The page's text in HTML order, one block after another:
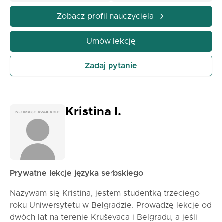
Zobacz profil nauczyciela
Umów lekcję
Zadaj pytanie
Kristina I.
Prywatne lekcje języka serbskiego
Nazywam się Kristina, jestem studentką trzeciego
roku Uniwersytetu w Belgradzie. Prowadzę lekcje od
dwóch lat na terenie Kruševaca i Belgradu, a jeśli